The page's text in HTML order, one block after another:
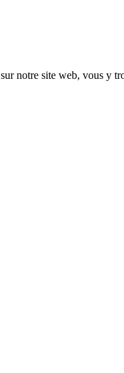
sur notre site web, vous y